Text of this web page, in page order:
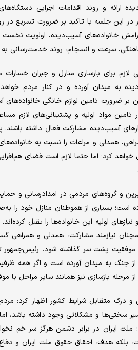
ارائه و روند اقدامات اجرایی
این جلسه با تاکید بر ضرورت تسریع در
خانواده‌های آسیب‌دیده، اولویت
سرعت و انسجام، روند خدمت‌رسانی به
لازم برای بازسازی منازل و جبران
به میدان آورده و در کنار مردم
ضرورت تامین لوازم خانگی
تامین مواد اولیه و پشتیبانی‌های لازم
آسیب‌دیده مشارکت فعال داشته باشند.
همدلی و مراعات را نسبت به
کرد؛ اما حتما لازم است فضای
و گروه‌های مردمی در امدادرسانی و
بسیاری از هموطنان منازل خود را
اولیه این خانواده‌ها را تقبل
نیازمند مشارکت، همدلی و همراهی
پشت سر گذاشته شود. رئیس‌جمهور
از جنگ به میدان آورده است و اگر همه
مرحله بازسازی نیز همانند سایر مراحل با
و درک متقابل شرایط کشور اظهار کرد:
سختی‌ها و مشکلاتی وجود داشته باشد،
ایران در برابر دشمن هرگز سر خم
بلکه هدف، احقاق حقوق ملت ایران و